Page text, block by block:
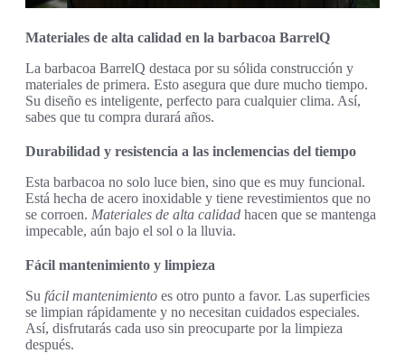
Materiales de alta calidad en la barbacoa BarrelQ
La barbacoa BarrelQ destaca por su sólida construcción y
materiales de primera. Esto asegura que dure mucho tiempo.
Su diseño es inteligente, perfecto para cualquier clima. Así,
sabes que tu compra durará años.
Durabilidad y resistencia a las inclemencias del tiempo
Esta barbacoa no solo luce bien, sino que es muy funcional.
Está hecha de acero inoxidable y tiene revestimientos que no
se corroen. Materiales de alta calidad hacen que se mantenga
impecable, aún bajo el sol o la lluvia.
Fácil mantenimiento y limpieza
Su fácil mantenimiento es otro punto a favor. Las superficies
se limpian rápidamente y no necesitan cuidados especiales.
Así, disfrutarás cada uso sin preocuparte por la limpieza
después.